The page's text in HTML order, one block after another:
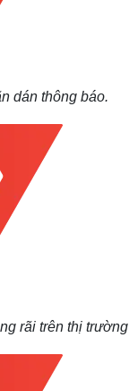
dán thông báo.
rãi trên thị trường